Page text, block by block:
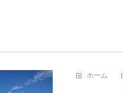
ホーム